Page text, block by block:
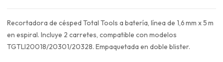
original
era:
$5.990.
actual
es:
$4.493.
Recortadora de césped Total Tools a batería, línea de 1,6 mm x 5 m
en espiral. Incluye 2 carretes, compatible con modelos
TGTLI20018/20301/20328. Empaquetada en doble blister.